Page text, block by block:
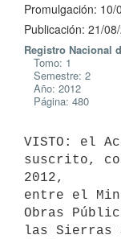
Promulgación: 10/
Publicación: 21/
Registro Nacional
Tomo: 1
Semestre: 2
Año: 2012
Página: 480
VISTO: el
suscrito,
2012,
entre el
Obras
las Sierras